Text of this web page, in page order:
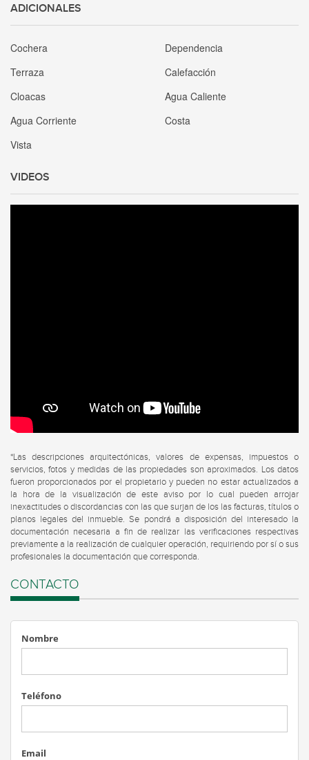
ADICIONALES
Cochera
Dependencia
Terraza
Calefacción
Cloacas
Agua Caliente
Agua Corriente
Costa
Vista
VIDEOS
*Las descripciones arquitectónicas, valores de expensas, impuestos o
servicios, fotos y medidas de las propiedades son aproximados. Los datos
fueron proporcionados por el propietario y pueden no estar actualizados a
la hora de la visualización de este aviso por lo cual pueden arrojar
inexactitudes o discordancias con las que surjan de los las facturas, títulos o
planos legales del inmueble. Se pondrá a disposición del interesado la
documentación necesaria a fin de realizar las verificaciones respectivas
previamente a la realización de cualquier operación, requiriendo por sí o sus
profesionales la documentación que corresponda.
CONTACTO
Nombre
Teléfono
Email